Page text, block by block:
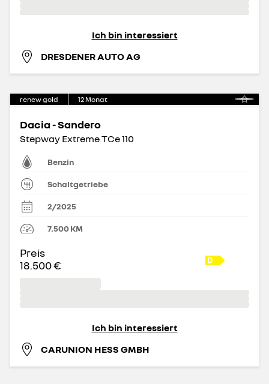
Ich bin interessiert
DRESDENER AUTO AG
renew gold 12Monat
Dacia - Sandero
Stepway Extreme TCe 110
Benzin
Schaltgetriebe
2/2025
7.500KM
Preis
18.500 €
Ich bin interessiert
CARUNION HESS GMBH